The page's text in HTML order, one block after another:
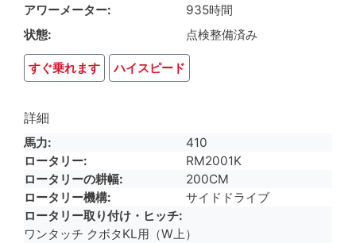
アワーメーター
935時間
状態
点検整備済み
すぐ乗れます ハイスピード
詳細
馬力
410
ロータリー
RM2001K
ロータリーの耕幅
200CM
ロータリー機構
サイドドライブ
ロータリー取り付け・ヒッチ
ワンタッチ クボタKL用（W上）